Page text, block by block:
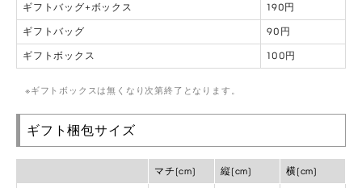
ギフトバッグ+ボックス 190円
ギフトバッグ 90円
ギフトボックス 100円
ギフトボックスは無くなり次第終了となります。
ギフト梱包サイズ
マチ(cm) 縦(cm) 横(cm)